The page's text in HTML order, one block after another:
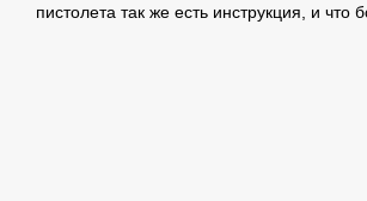
пистолета так же есть инструкция, и что